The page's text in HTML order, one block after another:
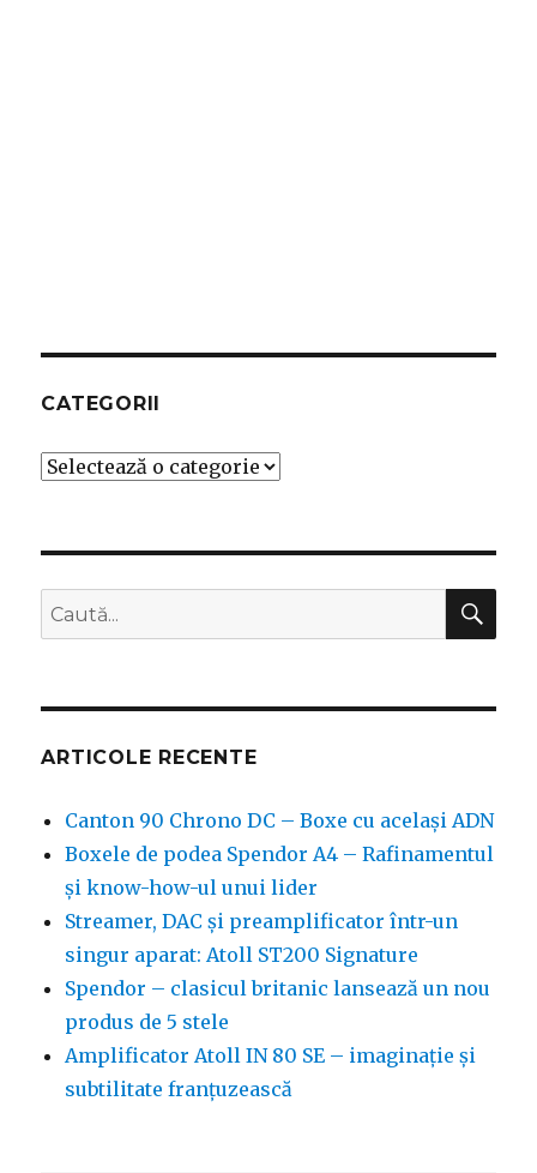
CATEGORII
Categorii
Caută
după:
ARTICOLE RECENTE
Canton 90 Chrono DC – Boxe cu același ADN
Boxele de podea Spendor A4 – Rafinamentul
și know-how-ul unui lider
Streamer, DAC și preamplificator într-un
singur aparat: Atoll ST200 Signature
Spendor – clasicul britanic lansează un nou
produs de 5 stele
Amplificator Atoll IN 80 SE – imaginație și
subtilitate franțuzească